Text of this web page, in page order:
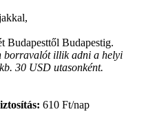
Budapesttől Budapestig.
borravalót illik adni a helyi
30 USD utasonként.
610 Ft/nap